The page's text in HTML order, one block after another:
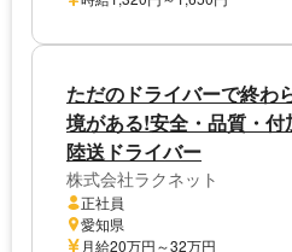
ただのドライバーで終わ
境がある!安全・品質・
陸送ドライバー
株式会社ラクネット
正社員
愛知県
月給20万円～32万円